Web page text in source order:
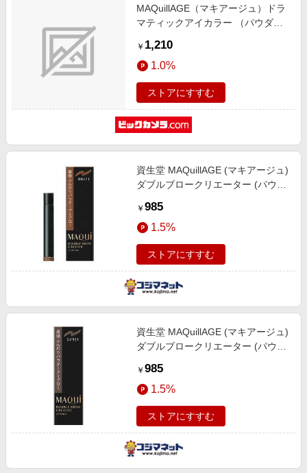
MAQuillAGE（マキアージュ）ドラ
マティックアイカラー （パウダ
イシャドウ] BL164 アクアマリンシ
ュガー
￥ 1,210
1.0%
ストアにすすむ
資生堂 MAQuillAGE (マキアージュ)
ダブルブロークリエーター (パウダ
BR611 ダークブラウン (0.3g)
￥ 985
1.5%
ストアにすすむ
資生堂 MAQuillAGE (マキアージュ)
ダブルブロークリエーター (パウダ
GY921 グレイッシュブラウン
(0.3g)
￥ 985
1.5%
ストアにすすむ